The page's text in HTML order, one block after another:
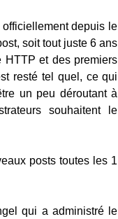
depuis le
soit tout juste 6 ans
HTTP et des premiers
resté tel quel, ce qui
un peu déroutant à
souhaitent le
posts toutes les 1
qui a administré le